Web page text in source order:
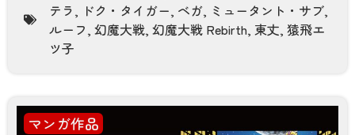
テラ, ドク・タイガー, ベガ, ミュータント・サブ,
ルーフ, 幻魔大戦, 幻魔大戦 Rebirth, 東丈, 猿飛エ
ツ子
マンガ作品